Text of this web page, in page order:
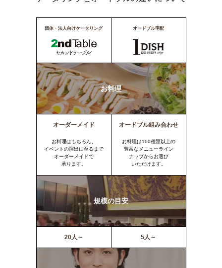
団体・法人向けケータリング オードブル宅配
お料理
オーダーメイド
お料理はもちろん、
イベントの演出に至るまで
オーダーメイドで
承ります。
オードブル組み合わせ
お料理は100種類以上の
豊富なメニューライン
ナップからお選び
いただけます。
規模の目安
20人～ 5人～